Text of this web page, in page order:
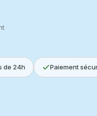
de 24h Paiement